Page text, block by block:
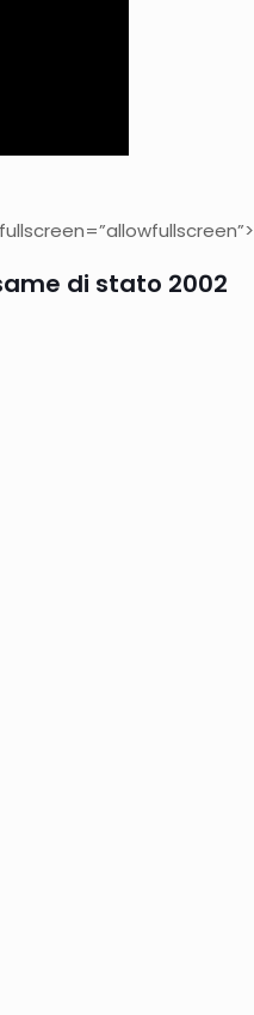
di stato 2002